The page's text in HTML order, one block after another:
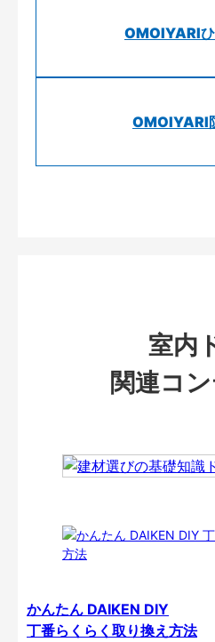
OMOIYARI
OMOIYARI
室内
関連コ
かんたん DAIKEN DIY
丁番らくらく取り換え方法